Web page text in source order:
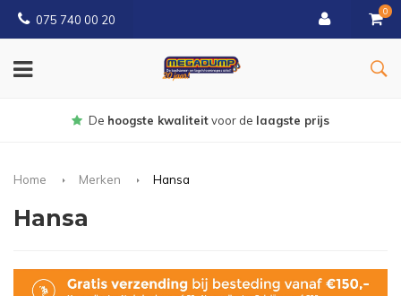
075 740 00 20
0
Gratisbezorgd vanaf € 150
Home Merken Hansa
Hansa